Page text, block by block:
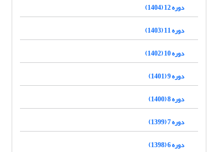
دوره 12 (1404)
دوره 11 (1403)
دوره 10 (1402)
دوره 9 (1401)
دوره 8 (1400)
دوره 7 (1399)
دوره 6 (1398)